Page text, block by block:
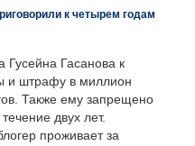
к четырем годам
Гусейна Гасанова к
и штрафу в миллион
Также ему запрещено
двух лет.
проживает за